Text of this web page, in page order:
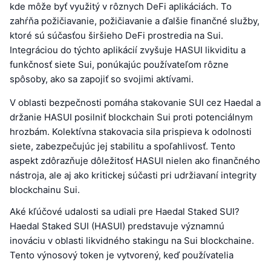
kde môže byť využitý v rôznych DeFi aplikáciách. To
zahŕňa požičiavanie, požičiavanie a ďalšie finančné služby,
ktoré sú súčasťou širšieho DeFi prostredia na Sui.
Integráciou do týchto aplikácií zvyšuje HASUI likviditu a
funkčnosť siete Sui, ponúkajúc používateľom rôzne
spôsoby, ako sa zapojiť so svojimi aktívami.
V oblasti bezpečnosti pomáha stakovanie SUI cez Haedal a
držanie HASUI posilniť blockchain Sui proti potenciálnym
hrozbám. Kolektívna stakovacia sila prispieva k odolnosti
siete, zabezpečujúc jej stabilitu a spoľahlivosť. Tento
aspekt zdôrazňuje dôležitosť HASUI nielen ako finančného
nástroja, ale aj ako kritickej súčasti pri udržiavaní integrity
blockchainu Sui.
Aké kľúčové udalosti sa udiali pre Haedal Staked SUI?
Haedal Staked SUI (HASUI) predstavuje významnú
inováciu v oblasti likvidného stakingu na Sui blockchaine.
Tento výnosový token je vytvorený, keď používatelia